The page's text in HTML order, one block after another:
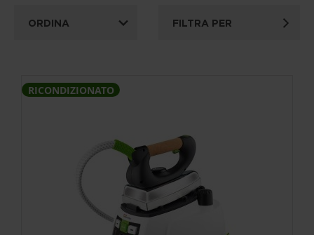
ORDINA FILTRA PER
RICONDIZIONATO